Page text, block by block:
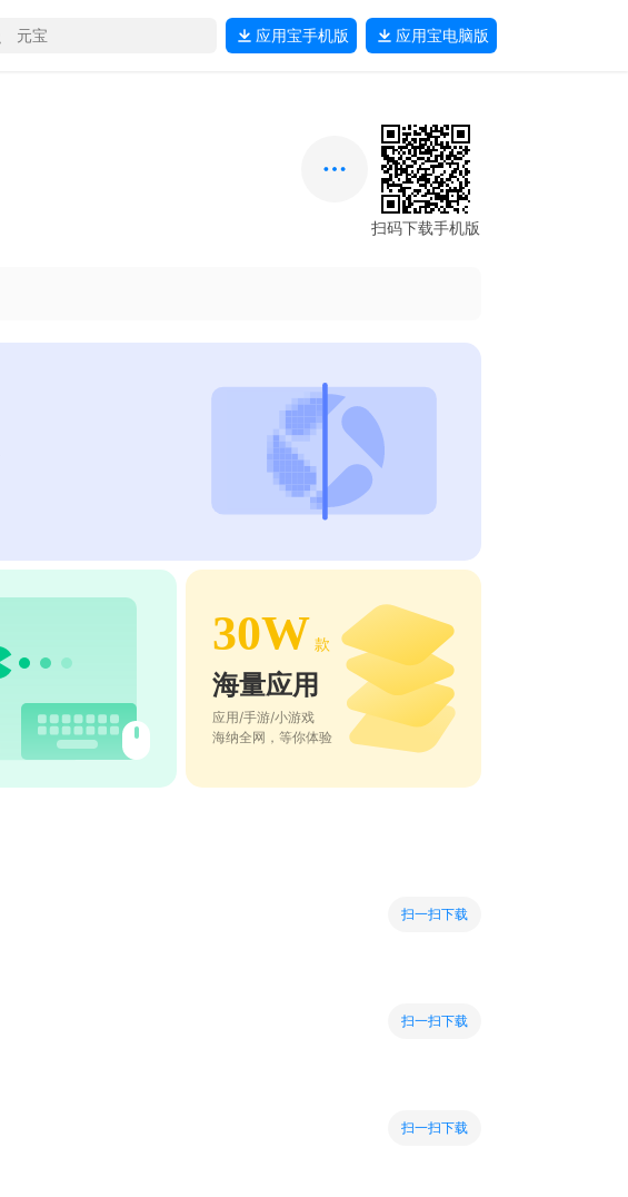
应用宝手机版 应用宝电脑版
扫码下载手机版
30W 款
海量应用
应用/手游/小游戏
海纳全网，等你体验
扫一扫下载
扫一扫下载
扫一扫下载